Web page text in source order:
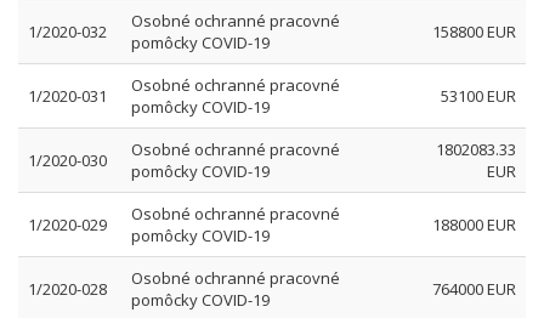
1/2020-032
Osobné ochranné pracovné
pomôcky COVID-19
158800 EUR
1/2020-031
Osobné ochranné pracovné
pomôcky COVID-19
53100 EUR
1/2020-030
Osobné ochranné pracovné
pomôcky COVID-19
1802083.33
EUR
1/2020-029
Osobné ochranné pracovné
pomôcky COVID-19
188000 EUR
1/2020-028
Osobné ochranné pracovné
pomôcky COVID-19
764000 EUR